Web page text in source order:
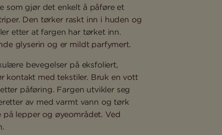
som gjør det enkelt å påføre et
Den tørker raskt inn i huden og
etter at fargen har tørket inn.
glyserin og er mildt parfymert.
bevegelser på eksfoliert,
kontakt med tekstiler. Bruk en vott
påføring. Fargen utvikler seg
av med varmt vann og tørk
lepper og øyeområdet. Ved